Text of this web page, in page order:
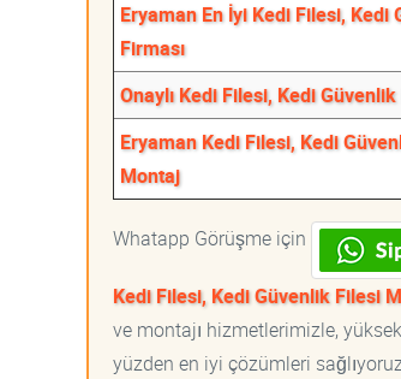
Eryaman En İyi Kedi Filesi, Kedi
Firması
Onaylı Kedi Filesi, Kedi
Eryaman Kedi Filesi, Kedi
Montaj
Whatapp Görüşme için
Kedi Filesi, Kedi Güvenlik Filesi
ve montajı hizmetlerimizle,
yüzden en iyi çözümleri